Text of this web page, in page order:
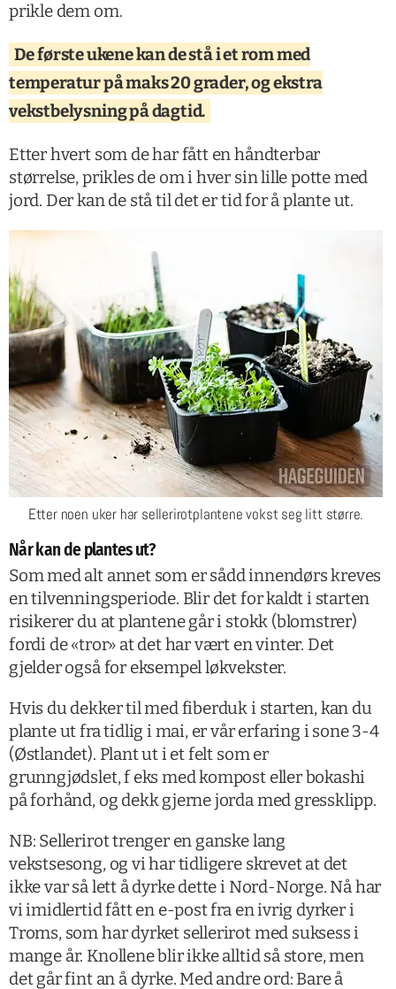
prikle dem om.
De første ukene kan de stå i et rom med
temperatur på maks 20 grader, og ekstra
vekstbelysning på dagtid.
Etter hvert som de har fått en håndterbar
størrelse, prikles de om i hver sin lille potte med
jord. Der kan de stå til det er tid for å plante ut.
Etter noen uker har sellerirotplantene vokst seg litt større.
Når kan de plantes ut?
Som med alt annet som er sådd innendørs kreves
en tilvenningsperiode. Blir det for kaldt i starten
risikerer du at plantene går i stokk (blomstrer)
fordi de «tror» at det har vært en vinter. Det
gjelder også for eksempel løkvekster.
Hvis du dekker til med fiberduk i starten, kan du
plante ut fra tidlig i mai, er vår erfaring i sone 3-4
(Østlandet). Plant ut i et felt som er
grunngjødslet, f eks med kompost eller bokashi
på forhånd, og dekk gjerne jorda med gressklipp.
NB: Sellerirot trenger en ganske lang
vekstsesong, og vi har tidligere skrevet at det
ikke var så lett å dyrke dette i Nord-Norge. Nå har
vi imidlertid fått en e-post fra en ivrig dyrker i
Troms, som har dyrket sellerirot med suksess i
mange år. Knollene blir ikke alltid så store, men
det går fint an å dyrke. Med andre ord: Bare å